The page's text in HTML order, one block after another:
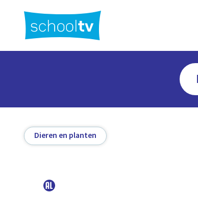
hoofdinhoud
Dieren en planten